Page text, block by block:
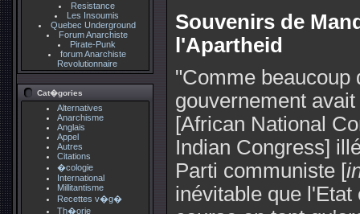
Resistance
Les Insoumis
Quebec Underground
Forum Anarchiste
Pirate-Punk
forum Anarchiste
Revolutionnaire
Cat�gories
Alternatives
Anarchisme
Anglais
Appel
Autres
Citations
�cologie
International
Millitantisme
Recettes v�g�
Th�orie
Souvenirs de
l'Apartheid
"Comme beaucoup
gouvernement
[African National
Indian Congress]
Parti communiste [
inévitable que